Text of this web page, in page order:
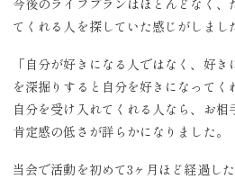
てくれる人を探していた感じがしまし
「自分が好きになる人ではなく、好き
を深掘りすると自分を好きになってく
自分を受け入れてくれる人なら、お
肯定感の低さが詳らかになりました。
当会で活動を初めて3ヶ月ほど経過し